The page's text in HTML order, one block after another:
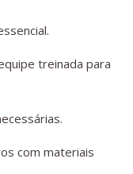
treinada para
com materiais